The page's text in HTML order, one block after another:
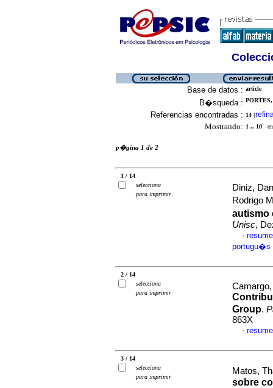
Base de datos : article
B�squeda :
Referencias encontradas : 14 [
Mostrando: 1 .. 10 en
p�gina 1 de 2
1 / 14
selecciona
para imprimir
Diniz,
Rodrigo
autismo
Unisc,
·
portugu�s
2 / 14
selecciona
para imprimir
Group.
863X
·
3 / 14
selecciona
para imprimir
Matos,
sobre